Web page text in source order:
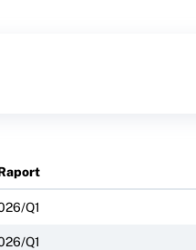
Q1
Q1